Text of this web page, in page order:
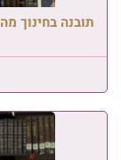
תובנה בחינוך